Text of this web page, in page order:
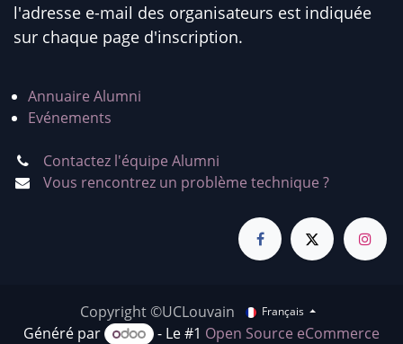
l'adresse e-mail des organisateurs est indiquée
sur chaque page d'inscription.
Annuaire Alumni
Evénements
Contactez l'équipe Alumni
Vous rencontrez un problème technique ?
Copyright ©UCLouvain Français
Généré par - Le #1 Open Source eCommerce